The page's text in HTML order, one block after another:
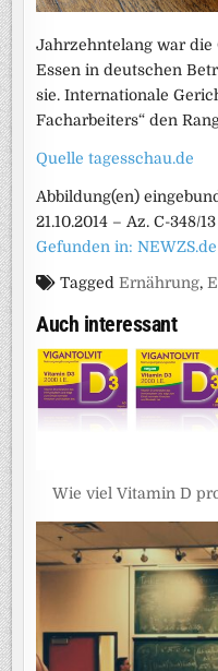
Jahrzehntelang war die
Essen in deutschen
sie. Internationale
Facharbeiters“ den
Quelle tagesschau.de
Abbildung(en)
21.10.2014 – Az. C-348/13
Gefunden in: NEWZS.de
TaggedErnährung,
Auch interessant
Wie viel Vitamin D